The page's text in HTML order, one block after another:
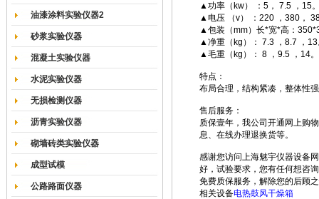
油漆涂料实验仪器2
砂浆实验仪器
混凝土实验仪器
水泥实验仪器
无损检测仪器
沥青实验仪器
砌墙砖类实验仪器
成型试模
公路路面仪器
▲功率（kw） ：5， 7.5 ，15
▲电压 （v） ：220 ，380，
▲包装（mm）长*宽*高：
▲净重（kg）： 7.3 ，8.7 ，13
▲毛重（kg）： 8 ，9.5 ，14。
特点：
布局合理，结构紧凑，整体性
售后服务：
质保壹年，我公司开通网上购
息、在线办理退换货等。
感谢您访问上海魅宇仪器设备
好，试验要求，您有任何想咨
免费质保服务，解除您的后顾
相关设备电热鼓风干燥箱